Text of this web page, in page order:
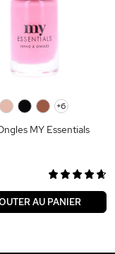
+6
MY Essentials
AU PANIER